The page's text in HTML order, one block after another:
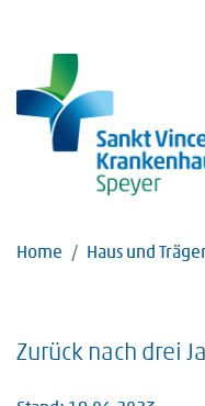
Home Haus und
Zurück nach drei